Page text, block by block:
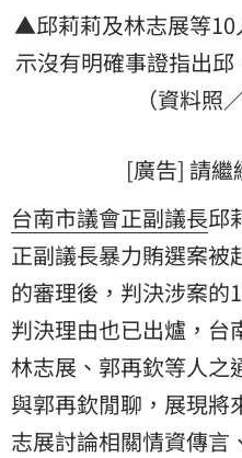
▲邱莉莉及林志展等10
示沒有明確事證指出
（資料照
[廣告] 請
台南市議會正副議長邱
正副議長暴力賄選案被
的審理後，判決涉案的
判決理由也已出爐，台
林志展、郭再欽等人之
與郭再欽閒聊，展現將
志展討論相關情資傳言